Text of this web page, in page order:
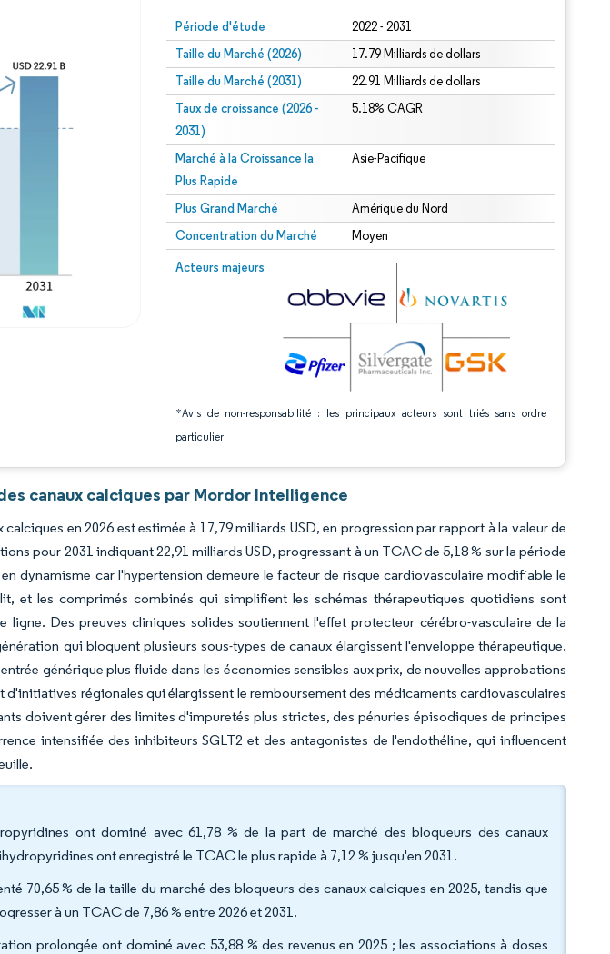
Période d'étude 2022 - 2031
Taille du Marché (2026) 17.79 Milliards de dollars
Taille du Marché (2031) 22.91 Milliards de dollars
Taux de croissance (2026 -
2031)
5.18% CAGR
Marché à la Croissance la
Plus Rapide
Asie-Pacifique
Plus Grand Marché Amérique du Nord
Concentration du Marché Moyen
Acteurs majeurs
*Avis de non-responsabilité : les principaux acteurs sont triés sans ordre
particulier
Image © Mordor Intelligence. La réutilisation nécessite une attribution sous CC BY 4.0.
Intelligence. La réutilisation nécessite une attribution sous CC BY 4.0.
canaux calciques par Mordor Intelligence
en 2026 est estimée à 17,79 milliards USD, en progression par rapport à la valeur de
pour 2031 indiquant 22,91 milliards USD, progressant à un TCAC de 5,18 % sur la période
dynamisme car l'hypertension demeure le facteur de risque cardiovasculaire modifiable le
et les comprimés combinés qui simplifient les schémas thérapeutiques quotidiens sont
ligne. Des preuves cliniques solides soutiennent l'effet protecteur cérébro-vasculaire de la
qui bloquent plusieurs sous-types de canaux élargissent l'enveloppe thérapeutique.
générique plus fluide dans les économies sensibles aux prix, de nouvelles approbations
d'initiatives régionales qui élargissent le remboursement des médicaments cardiovasculaires
doivent gérer des limites d'impuretés plus strictes, des pénuries épisodiques de principes
intensifiée des inhibiteurs SGLT2 et des antagonistes de l'endothéline, qui influencent
ont dominé avec 61,78 % de la part de marché des bloqueurs des canaux
ont enregistré le TCAC le plus rapide à 7,12 % jusqu'en 2031.
70,65 % de la taille du marché des bloqueurs des canaux calciques en 2025, tandis que
à un TCAC de 7,86 % entre 2026 et 2031.
prolongée ont dominé avec 53,88 % des revenus en 2025 ; les associations à doses